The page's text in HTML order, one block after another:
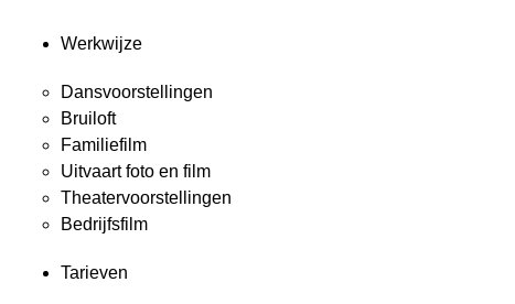
Werkwijze
Dansvoorstellingen
Bruiloft
Familiefilm
Uitvaart foto en film
Theatervoorstellingen
Bedrijfsfilm
Tarieven